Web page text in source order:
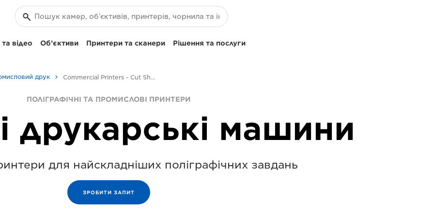
відео Об’єктиви Принтери та сканери Рішення та послуги
друк Commercial Printers - Cut Sheet Printers
ПОЛІГРАФІЧНІ ТА ПРОМИСЛОВІ ПРИНТЕРИ
друкарські машини
для найскладніших поліграфічних завдань
ЗРОБИТИ ЗАПИТ